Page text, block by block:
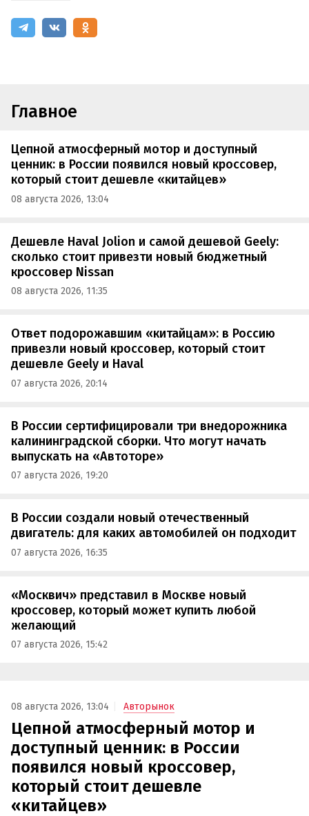
Главное
Цепной атмосферный мотор и доступный
ценник: в России появился новый кроссовер,
который стоит дешевле «китайцев»
08 августа 2026, 13:04
Дешевле Haval Jolion и самой дешевой Geely:
сколько стоит привезти новый бюджетный
кроссовер Nissan
08 августа 2026, 11:35
Ответ подорожавшим «китайцам»: в Россию
привезли новый кроссовер, который стоит
дешевле Geely и Haval
07 августа 2026, 20:14
В России сертифицировали три внедорожника
калининградской сборки. Что могут начать
выпускать на «Автоторе»
07 августа 2026, 19:20
В России создали новый отечественный
двигатель: для каких автомобилей он подходит
07 августа 2026, 16:35
«Москвич» представил в Москве новый
кроссовер, который может купить любой
желающий
07 августа 2026, 15:42
08 августа 2026, 13:04 Авторынок
Цепной атмосферный мотор и
доступный ценник: в России
появился новый кроссовер,
который стоит дешевле
«китайцев»